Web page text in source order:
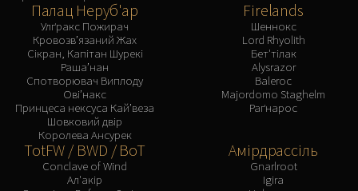
Палац Неруб'ар
Улґракс Пожирач
Кровозв’язаний Жах
Сікран, Капітан Шурекі
Раша’нан
Спотворювач Виплоду
Ові’накс
Принцеса нексуса Кай’веза
Шовковий двір
Королева Ансурек
Firelands
Шеннокс
Lord Rhyolith
Бет'тілак
Alysrazor
Baleroc
Majordomo Staghelm
Раґнарос
TotFW / BWD / BoT
Conclave of Wind
Ал'акір
Амірдрассіль
Gnarlroot
Igira